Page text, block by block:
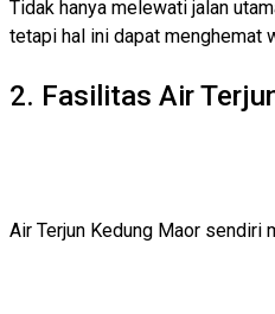
Tidak hanya melewati jalan
tetapi hal ini dapat menghemat
2. Fasilitas Air
Air Terjun Kedung Maor sendiri